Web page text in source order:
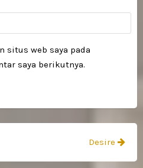
situs web saya pada
saya berikutnya.
Desire